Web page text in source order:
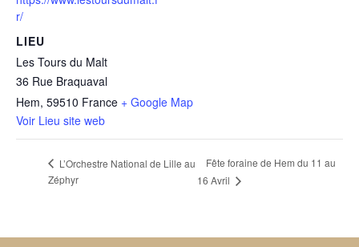
r/
LIEU
Les Tours du Malt
36 Rue Braquaval
Hem, 59510 France + Google Map
Voir Lieu site web
L’Orchestre National de Lille au
Zéphyr
Fête foraine de Hem du 11 au
16 Avril